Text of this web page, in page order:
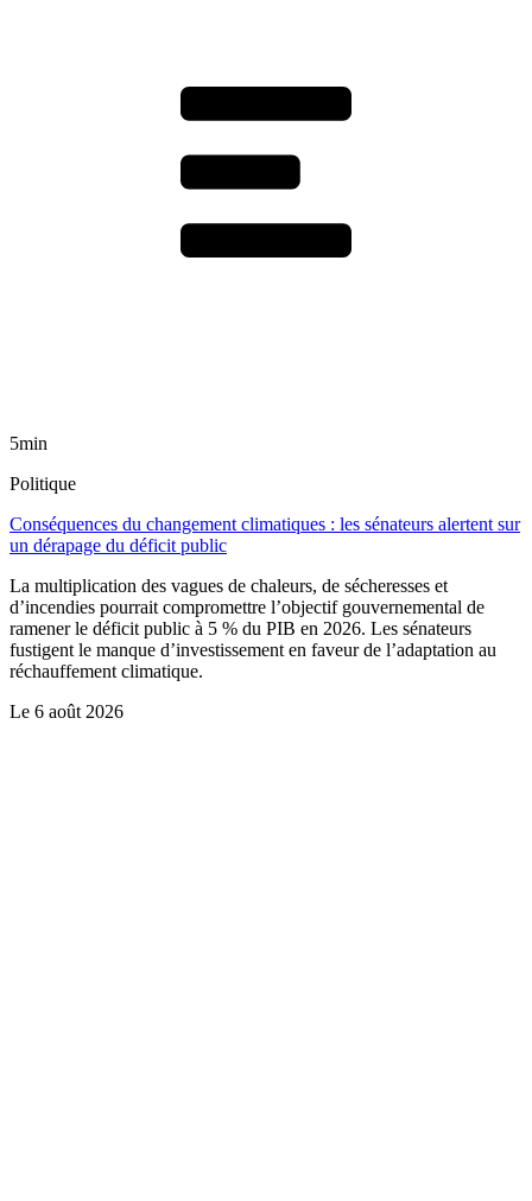
5min
Politique
Conséquences du changement climatiques : les sénateurs alertent sur
un dérapage du déficit public
La multiplication des vagues de chaleurs, de sécheresses et
d’incendies pourrait compromettre l’objectif gouvernemental de
ramener le déficit public à 5 % du PIB en 2026. Les sénateurs
fustigent le manque d’investissement en faveur de l’adaptation au
réchauffement climatique.
Le 6 août 2026